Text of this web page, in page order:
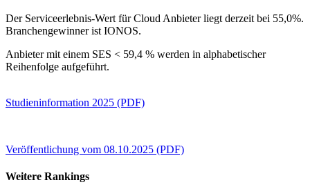
Der Serviceerlebnis-Wert für Cloud Anbieter liegt derzeit bei 55,0%.
Branchengewinner ist IONOS.
Anbieter mit einem SES < 59,4 % werden in alphabetischer
Reihenfolge aufgeführt.
Studieninformation 2025 (PDF)
Veröffentlichung vom 08.10.2025 (PDF)
Weitere Rankings